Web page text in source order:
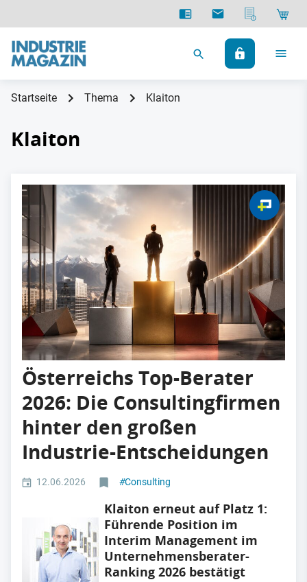
Startseite Thema Klaiton
Klaiton
Österreichs Top-Berater
2026: Die Consultingfirmen
hinter den großen
Industrie-Entscheidungen
12.06.2026 #Consulting
Klaiton erneut auf Platz 1:
Führende Position im
Interim Management im
Unternehmensberater-
Ranking 2026 bestätigt